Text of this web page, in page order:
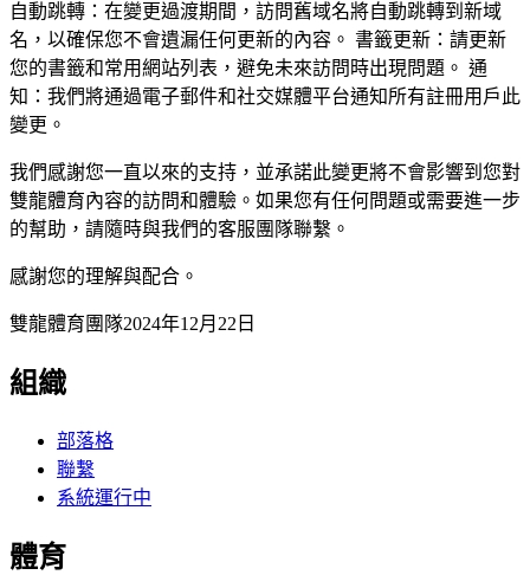
自動跳轉：在變更過渡期間，訪問舊域名將自動跳轉到新域
名，以確保您不會遺漏任何更新的內容。 書籤更新：請更新
您的書籤和常用網站列表，避免未來訪問時出現問題。 通
知：我們將通過電子郵件和社交媒體平台通知所有註冊用戶此
變更。
我們感謝您一直以來的支持，並承諾此變更將不會影響到您對
雙龍體育內容的訪問和體驗。如果您有任何問題或需要進一步
的幫助，請隨時與我們的客服團隊聯繫。
感謝您的理解與配合。
雙龍體育團隊2024年12月22日
組織
部落格
聯繫
系統運行中
體育